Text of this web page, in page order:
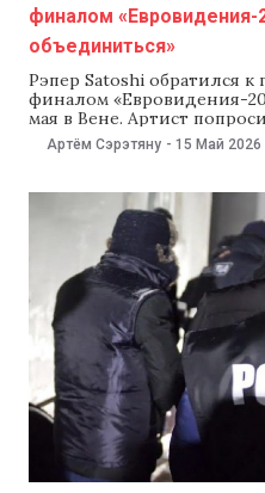
финалом «Евровидения-
объединиться»
Рэпер Satoshi обратился
финалом «Евровидения-
мая в Вене. Артист
рубежа и призвал
этот день. «16 мая
энергию, которая есть у
Артём Сэрэтяну - 15 Май 2026